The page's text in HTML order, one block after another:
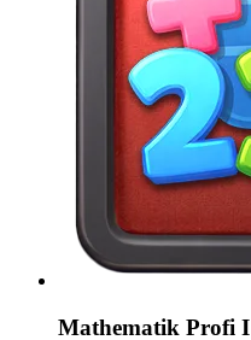
Mathematik Profi I